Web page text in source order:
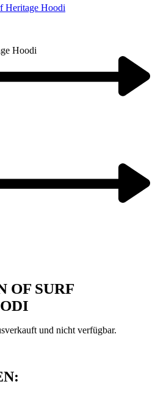
Hoodi
OF SURF
und nicht verfügbar.